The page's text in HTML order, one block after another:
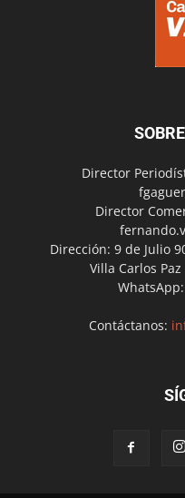
Director
Director
Dirección: 9 de Julio
Villa Carlos
Contáctanos: